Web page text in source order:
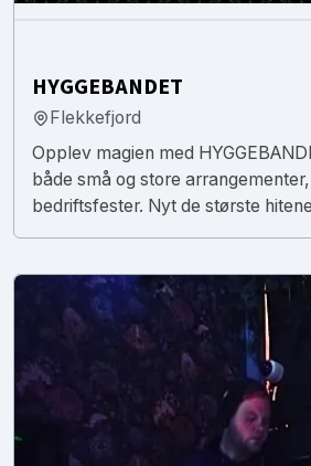
HYGGEBANDET
Flekkefjord
Opplev magien med
både små og store
bedriftsfester. Nyt de største